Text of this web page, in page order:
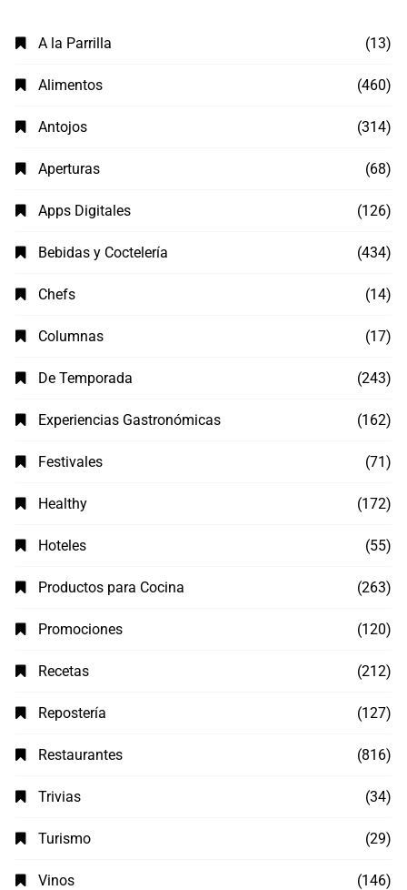
A la Parrilla (13)
Alimentos (460)
Antojos (314)
Aperturas (68)
Apps Digitales (126)
Bebidas y Coctelería (434)
Chefs (14)
Columnas (17)
De Temporada (243)
Experiencias Gastronómicas (162)
Festivales (71)
Healthy (172)
Hoteles (55)
Productos para Cocina (263)
Promociones (120)
Recetas (212)
Repostería (127)
Restaurantes (816)
Trivias (34)
Turismo (29)
Vinos (146)